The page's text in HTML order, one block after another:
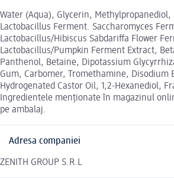
Water (Aqua), Glycerin, Methylpropanediol,
Lactobacillus Ferment. Saccharomyces
Lactobacillus/Hibiscus Sabdariffa Flower
Lactobacillus/Pumpkin Ferment Extract,
Panthenol, Betaine, Dipotassium
Gum, Carbomer, Tromethamine, Disodium
Hydrogenated Castor Oil, 1,2-Hexanediol,
Ingredientele menționate în magazinul
pe ambalaj.
Adresa companiei
ZENITH GROUP S.R.L